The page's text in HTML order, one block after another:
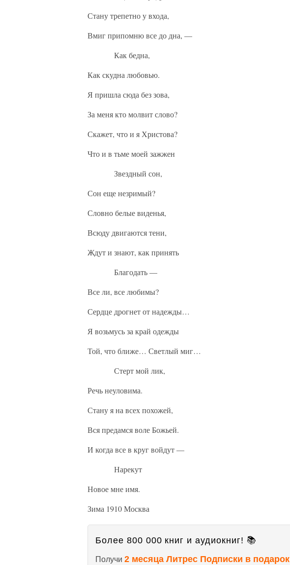
Стану трепетно у входа,
Вмиг припомню все до дна, —
Как бедна,
Как скудна любовью.
Я пришла сюда без зова,
За меня кто молвит слово?
Скажет, что и я Христова?
Что и в тьме моей зажжен
Звездный сон,
Сон еще незримый?
Словно белые виденья,
Всюду двигаются тени,
Ждут и знают, как принять
Благодать —
Все ли, все любимы?
Сердце дрогнет от надежды…
Я возьмусь за край одежды
Той, что ближе… Светлый миг…
Стерт мой лик,
Речь неуловима.
Стану я на всех похожей,
Вся предамся воле Божьей.
И когда все в круг войдут —
Нарекут
Новое мне имя.
Зима 1910 Москва
Более 800 000 книг и аудиокниг! 📚
Получи 2 месяца Литрес Подписки в подарок